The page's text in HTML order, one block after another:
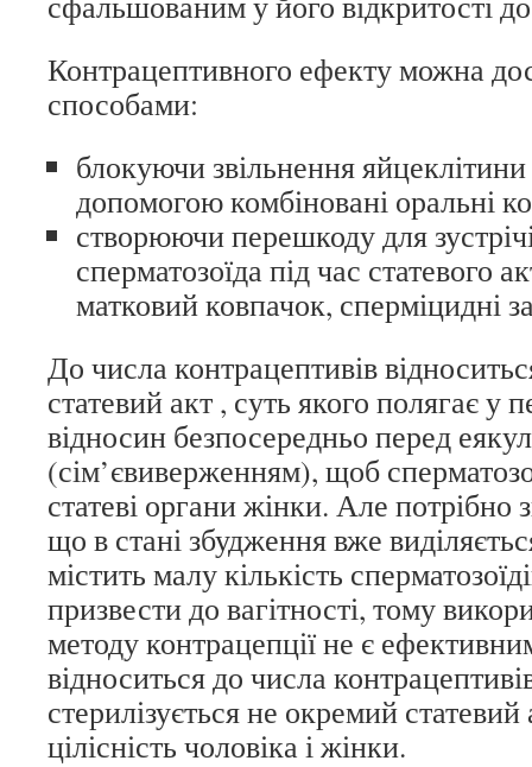
Контрацептивного ефекту можна
способами:
блокуючи звільнення яйцеклітини
допомогою комбіновані оральні
створюючи перешкоду для
сперматозоїда під час статевого
матковий ковпачок, сперміцидні
До числа контрацептивів
статевий акт , суть якого полягає у
відносин безпосередньо перед
(сім’євиверженням), щоб
статеві органи жінки. Але потрібно
що в стані збудження вже
містить малу кількість
призвести до вагітності, тому
методу контрацепції не є
відноситься до числа
стерилізується не окремий
цілісність чоловіка і жінки.